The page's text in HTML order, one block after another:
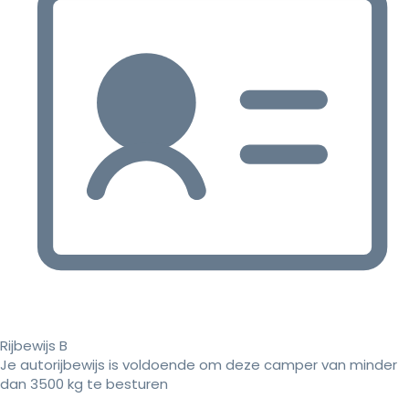
Rijbewijs B
Je autorijbewijs is voldoende om deze camper van minder
dan 3500 kg te besturen